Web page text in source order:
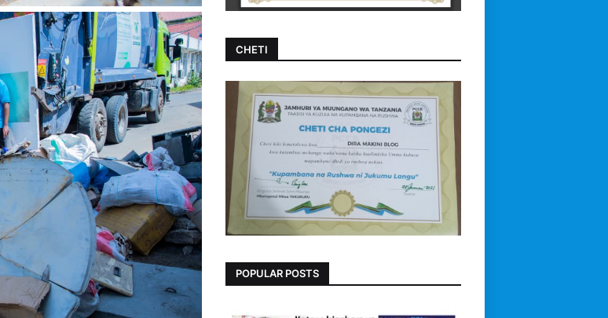
CHETI
POPULAR POSTS